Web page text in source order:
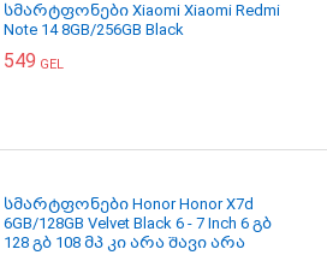
სმარტფონები Xiaomi Xiaomi Redmi
Note 14 8GB/256GB Black
549 GEL
სმარტფონები Honor Honor X7d
6GB/128GB Velvet Black 6 - 7 Inch 6 გბ
128 გბ 108 მპ კი არა შავი არა